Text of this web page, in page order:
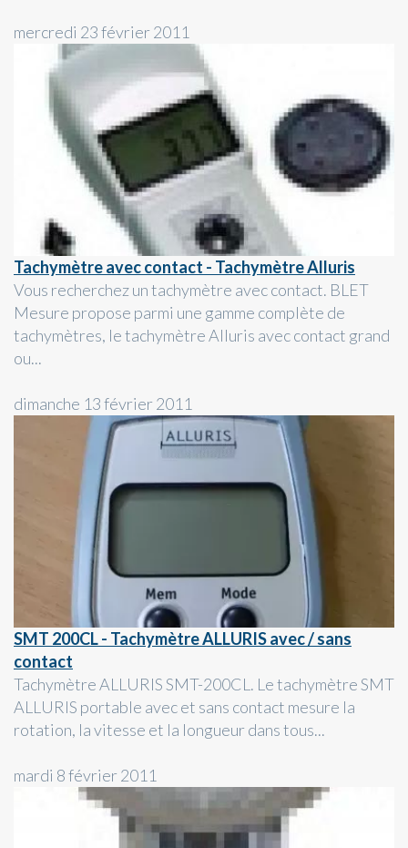
mercredi 23 février 2011
Tachymètre avec contact - Tachymètre Alluris
Vous recherchez un tachymètre avec contact. BLET
Mesure propose parmi une gamme complète de
tachymètres, le tachymètre Alluris avec contact grand
ou...
dimanche 13 février 2011
SMT 200CL - Tachymètre ALLURIS avec / sans
contact
Tachymètre ALLURIS SMT-200CL. Le tachymètre SMT
ALLURIS portable avec et sans contact mesure la
rotation, la vitesse et la longueur dans tous...
mardi 8 février 2011